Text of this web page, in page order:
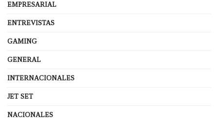
EMPRESARIAL
ENTREVISTAS
GAMING
GENERAL
INTERNACIONALES
JET SET
NACIONALES